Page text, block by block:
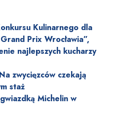
Kulinarnego dla
Prix Wrocławia”,
najlepszych kucharzy
zwycięzców czekają
staż
Michelin w